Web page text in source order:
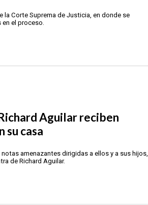
la Corte Suprema de Justicia, en donde se
el proceso.
Aguilar reciben
su casa
amenazantes dirigidas a ellos y a sus hijos,
de Richard Aguilar.